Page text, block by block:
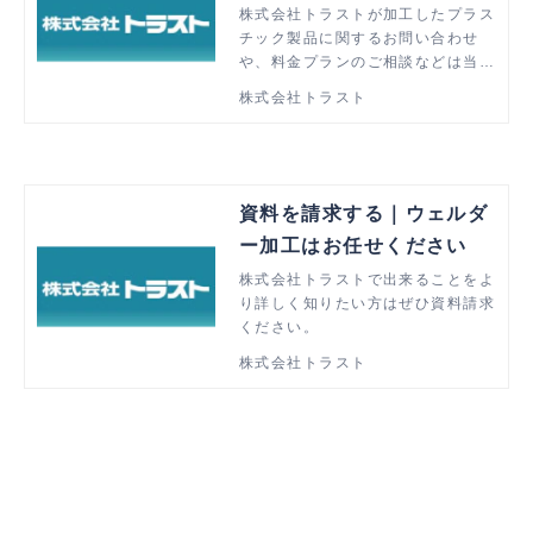
価格で解決
株式会社トラストが加工したプラス
チック製品に関するお問い合わせ
や、料金プランのご相談などは当ペ
でお悩みの方はぜひお気軽にご相談
株式会社トラスト
資料を請求する｜ウェルダ
ー加工はお任せください
株式会社トラストで出来ることをよ
り詳しく知りたい方はぜひ資料請求
ください。
株式会社トラスト